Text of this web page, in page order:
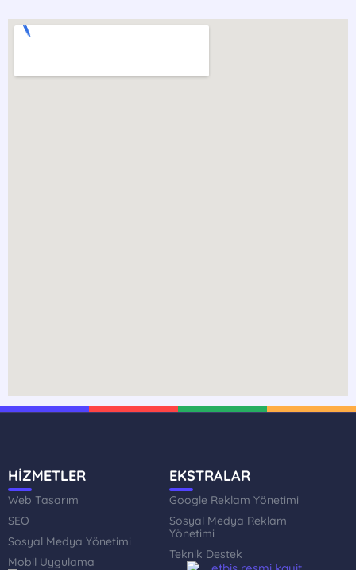
HİZMETLER
Web Tasarım
SEO
Sosyal Medya Yönetimi
Mobil Uygulama
EKSTRALAR
Google Reklam Yönetimi
Sosyal Medya Reklam
Yönetimi
Teknik Destek